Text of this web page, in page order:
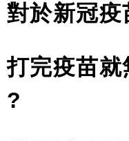
對於新冠疫
打完疫苗
?